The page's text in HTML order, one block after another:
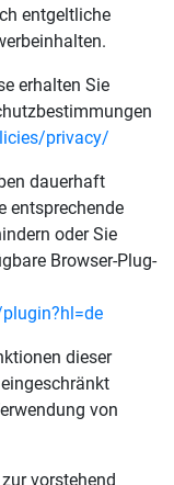
entgeltliche
erhalten Sie
privacy/
dauerhaft
entsprechende
oder Sie
Browser-Plug-
dieser
von
vorstehend